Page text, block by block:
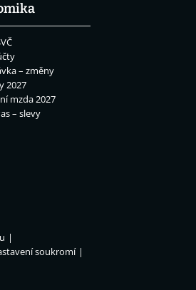
– změny
2027
mzda 2027
– slevy
soukromí